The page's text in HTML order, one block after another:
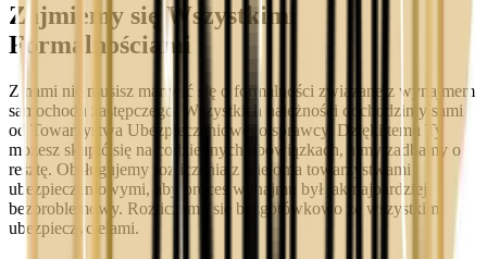
Zajmiemy się Wszystkimi
Formalnościami
Z nami nie musisz martwić się o formalności związane z wynajmem
samochodu zastępczego. Wszystkich należności dochodzimy sami
od Towarzystwa Ubezpieczeniowego sprawcy. Dzięki temu Ty
możesz skupić się na codziennych obowiązkach, a my zadbamy o
resztę. Obsługujemy rozliczenia z wieloma towarzystwami
ubezpieczeniowymi, aby proces wynajmu był jak najbardziej
bezproblemowy. Rozliczamy się bezgotówkowo ze wszystkimi
ubezpieczycielami.